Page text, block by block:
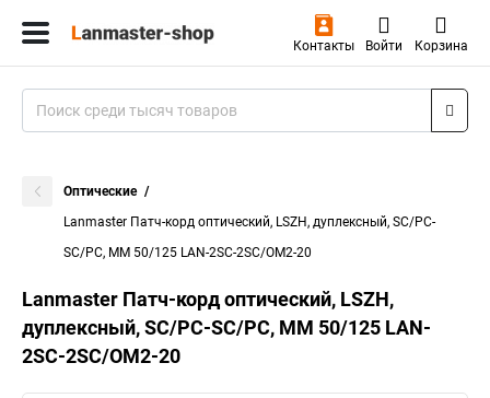
Контакты Войти Корзина
Оптические
Lanmaster Патч-корд оптический, LSZH, дуплексный, SC/PC-
SC/PC, MM 50/125 LAN-2SC-2SC/OM2-20
Lanmaster Патч-корд оптический, LSZH,
дуплексный, SC/PC-SC/PC, MM 50/125 LAN-
2SC-2SC/OM2-20